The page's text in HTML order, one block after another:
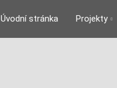
Úvodní stránka Projekty